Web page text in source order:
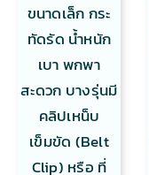
ขนาดเล็ก กระ
ทัดรัด น้ำหนัก
เบา พกพา
สะดวก บางรุ่นมี
คลิปเหน็บ
เข็มขัด (Belt
Clip) หรือ ที่